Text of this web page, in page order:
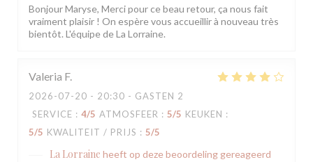
Bonjour Maryse, Merci pour ce beau retour, ça nous fait
vraiment plaisir ! On espère vous accueillir à nouveau très
bientôt. L'équipe de La Lorraine.
Valeria F
2026-07-20 - 20:30 - GASTEN 2
SERVICE : 4/5 ATMOSFEER : 5/5 KEUKEN :
5/5 KWALITEIT / PRIJS : 5/5
La Lorraine heeft op deze beoordeling gereageerd